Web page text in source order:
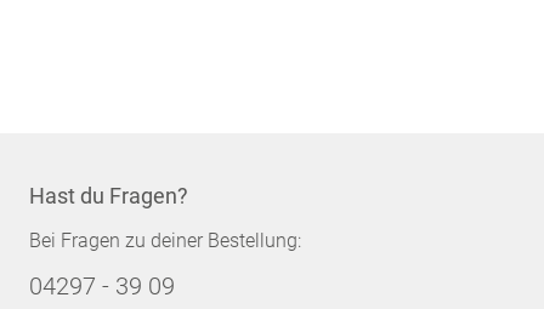
Hast du Fragen?
Bei Fragen zu deiner Bestellung:
04297 - 39 09